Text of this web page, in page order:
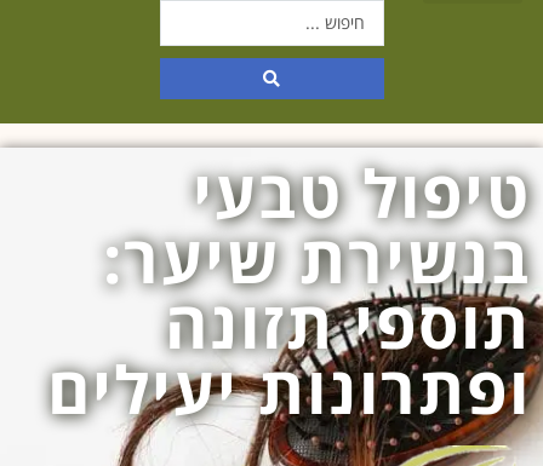
המרכזי,
באפשרותך
ללחוץ
אנטר
כדי
לדלג
לאזור
הבא
טיפול טבעי
בנשירת שיער:
תוספי תזונה
ופתרונות יעילים